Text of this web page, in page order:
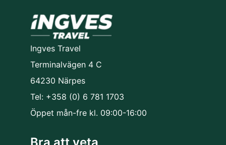
Ingves Travel
Terminalvägen 4 C
64230 Närpes
Tel: +358 (0) 6 781 1703
Öppet mån-fre kl. 09:00-16:00